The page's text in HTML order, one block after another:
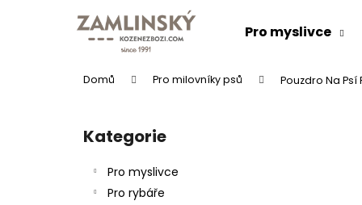
Pro myslivce
Domů Pro milovníky psů Pouzdro Na Psí
Přeskočit
kategorie
Kategorie
Pro myslivce
Pro rybáře
obchodu
obchodu